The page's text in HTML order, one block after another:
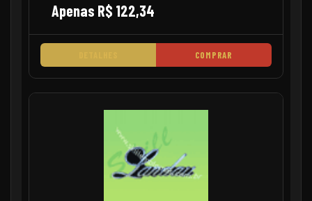
Apenas R$ 122,34
COMPRAR